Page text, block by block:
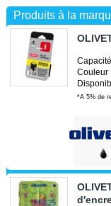
Produits à la
Couleur
*A 5% de